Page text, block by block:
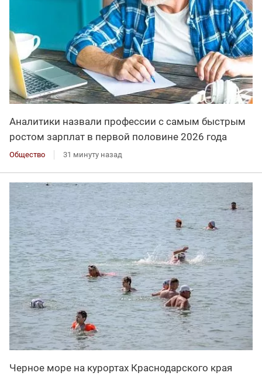
Аналитики назвали профессии с самым быстрым
ростом зарплат в первой половине 2026 года
Общество 31 минуту назад
Черное море на курортах Краснодарского края